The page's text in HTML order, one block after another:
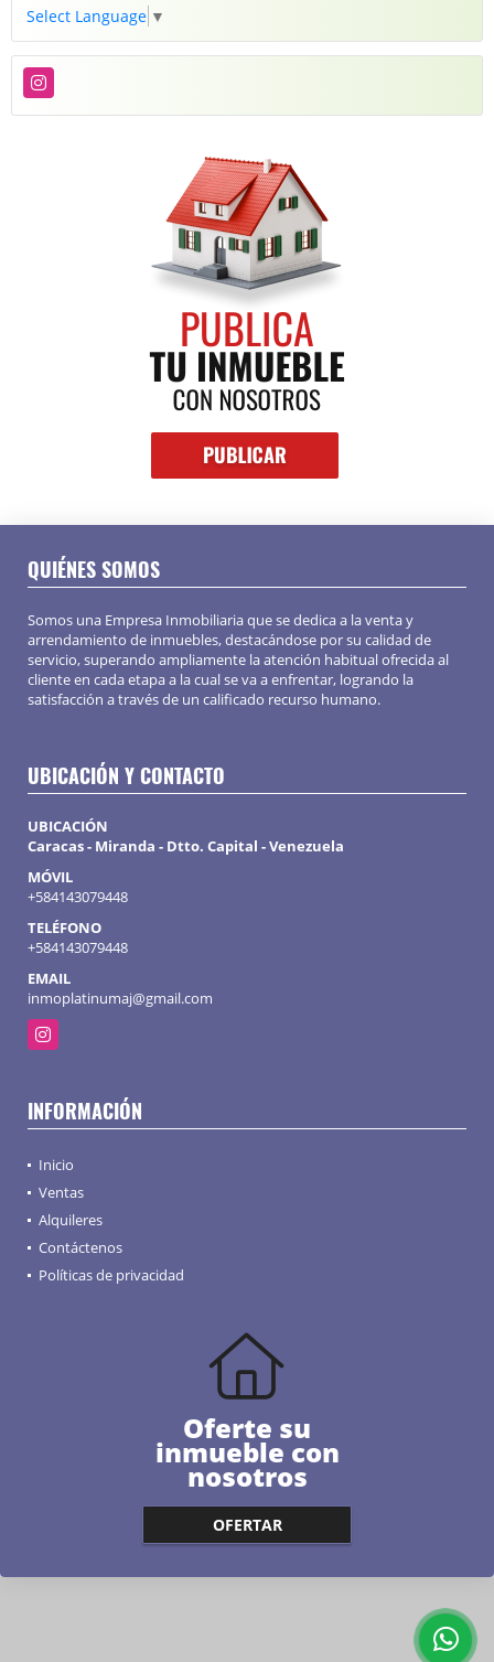
Select Language ▼
Instagram
QUIÉNES SOMOS
Somos una Empresa Inmobiliaria que se dedica a la venta y
arrendamiento de inmuebles, destacándose por su calidad de
servicio, superando ampliamente la atención habitual ofrecida al
cliente en cada etapa a la cual se va a enfrentar, logrando la
satisfacción a través de un calificado recurso humano.
UBICACIÓN Y CONTACTO
UBICACIÓN
Caracas - Miranda - Dtto. Capital - Venezuela
MÓVIL
+584143079448
TELÉFONO
+584143079448
EMAIL
inmoplatinumaj@gmail.com
Instagram
INFORMACIÓN
Inicio
Ventas
Alquileres
Contáctenos
Políticas de privacidad
Oferte su
inmueble con
nosotros
OFERTAR